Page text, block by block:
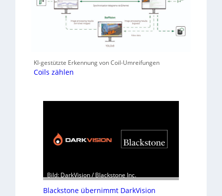
KI-gestützte Erkennung von Coil-Umreifungen
Coils zählen
Bild: DarkVision / Blackstone Inc.
Blackstone übernimmt DarkVision